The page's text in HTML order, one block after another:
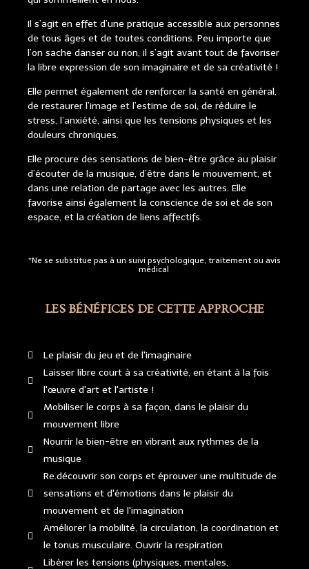
Il s’agit en effet d’une pratique accessible aux personnes
de tous âges et de toutes conditions. Peu importe que
l’on sache danser ou non, il s’agit avant tout de favoriser
la libre expression de son imaginaire et de sa créativité !
Elle permet également de renforcer la santé en général,
de restaurer l’image et l’estime de soi, de réduire le
stress, l’anxiété, ainsi que les tensions physiques et les
douleurs chroniques.
Elle procure des sensations de bien-être grâce au plaisir
d’écouter de la musique, d’être dans le mouvement, et
dans une relation de partage avec les autres. Elle
favorise ainsi également la conscience de soi et de son
espace, et la création de liens affectifs.
*Ne se substitue pas à un suivi psychologique, traitement ou avis
médical
LES BÉNÉFICES DE CETTE APPROCHE
Le plaisir du jeu et de l'imaginaire
Laisser libre court à sa créativité, en étant à la fois
l'œuvre d'art et l'artiste !
Mobiliser le corps à sa façon, dans le plaisir du
mouvement libre
Nourrir le bien-être en vibrant aux rythmes de la
musique
Re.découvrir son corps et éprouver une multitude de
sensations et d'émotions dans le plaisir du
mouvement et de l'imagination
Améliorer la mobilité, la circulation, la coordination et
le tonus musculaire. Ouvrir la respiration
Libérer les tensions (physiques, mentales,